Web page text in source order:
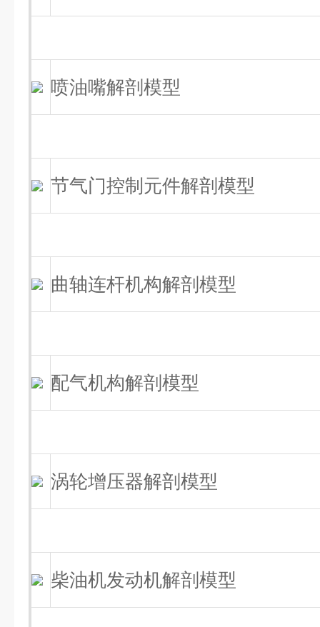
喷油嘴解剖模型
节气门控制元件解剖模型
曲轴连杆机构解剖模型
配气机构解剖模型
涡轮增压器解剖模型
柴油机发动机解剖模型